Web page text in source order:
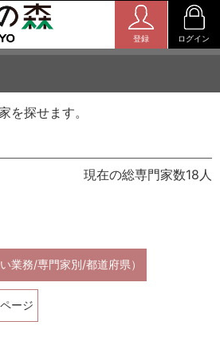
登録 ログイン
を探せます。
現在の総専門家数18人
業務/専門家別/都道府県）
ージ